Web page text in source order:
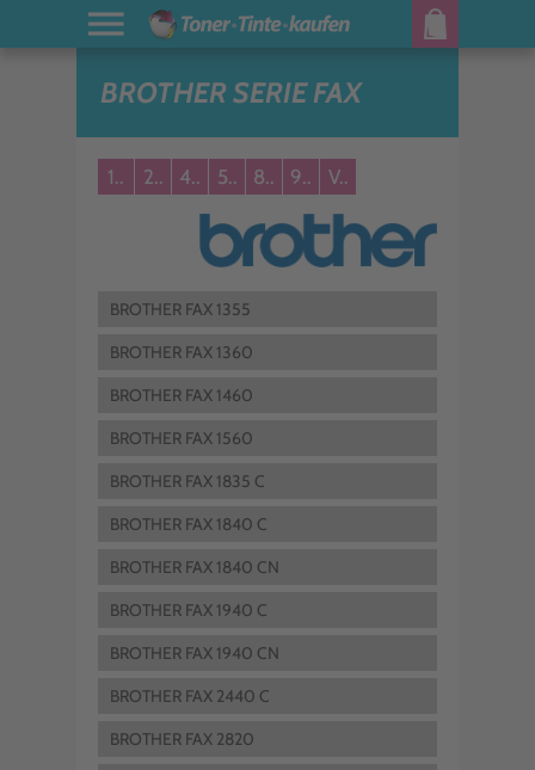
BROTHER SERIE FAX
1.. 2.. 4.. 5.. 8.. 9.. V..
BROTHER FAX 1355
BROTHER FAX 1360
BROTHER FAX 1460
BROTHER FAX 1560
BROTHER FAX 1835 C
BROTHER FAX 1840 C
BROTHER FAX 1840 CN
BROTHER FAX 1940 C
BROTHER FAX 1940 CN
BROTHER FAX 2440 C
BROTHER FAX 2820